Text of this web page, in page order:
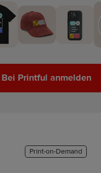
Bei Printful anmelden
Print-on-Demand